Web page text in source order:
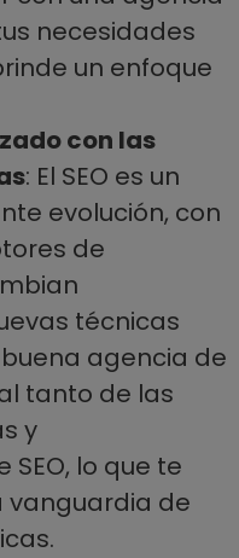
necesidades
un enfoque
con las
: El SEO es un
evolución, con
de
técnicas
agencia de
tanto de las
y
lo que te
vanguardia de